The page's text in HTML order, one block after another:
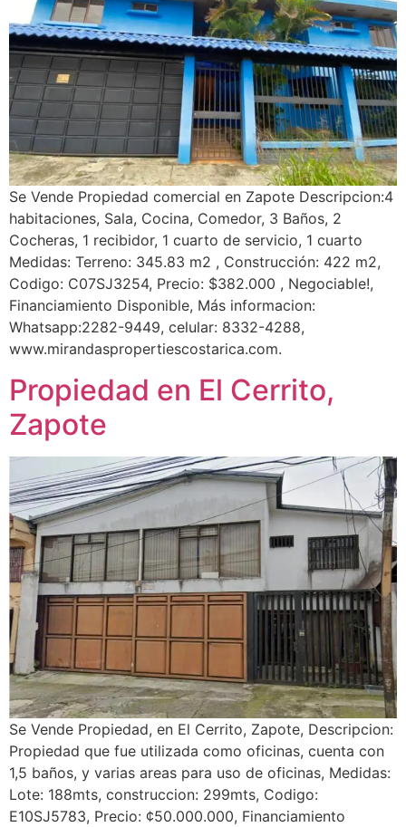
Se Vende Propiedad comercial en Zapote Descripcion:4
habitaciones, Sala, Cocina, Comedor, 3 Baños, 2
Cocheras, 1 recibidor, 1 cuarto de servicio, 1 cuarto
Medidas: Terreno: 345.83 m2 , Construcción: 422 m2,
Codigo: C07SJ3254, Precio: $382.000 , Negociable!,
Financiamiento Disponible, Más informacion:
Whatsapp:2282-9449, celular: 8332-4288,
www.mirandaspropertiescostarica.com.
Propiedad en El Cerrito,
Zapote
Se Vende Propiedad, en El Cerrito, Zapote, Descripcion:
Propiedad que fue utilizada como oficinas, cuenta con
1,5 baños, y varias areas para uso de oficinas, Medidas:
Lote: 188mts, construccion: 299mts, Codigo:
E10SJ5783, Precio: ¢50.000.000, Financiamiento